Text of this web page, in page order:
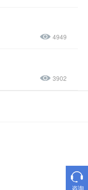
4949
3902
咨询